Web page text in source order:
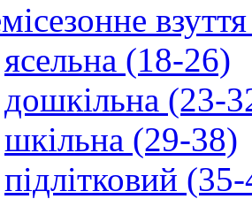
ясельна (18-26)
дошкільна (23-
шкільна (29-38)
підлітковий